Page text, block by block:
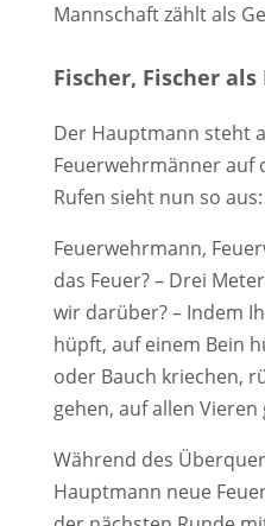
Mannschaft zählt als
Fischer, Fischer
Der Hauptmann steht
Feuerwehrmänner auf
Rufen sieht nun so aus:
Feuerwehrmann,
das Feuer? – Drei
wir darüber? – Indem
hüpft, auf einem Bein
oder Bauch kriechen,
gehen, auf allen Vieren
Während des
Hauptmann neue